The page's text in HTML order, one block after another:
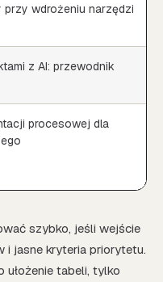
przy wdrożeniu narzędzi
z AI: przewodnik
procesowej dla
szybko, jeśli wejście
i jasne kryteria priorytetu.
ułożenie tabeli, tylko